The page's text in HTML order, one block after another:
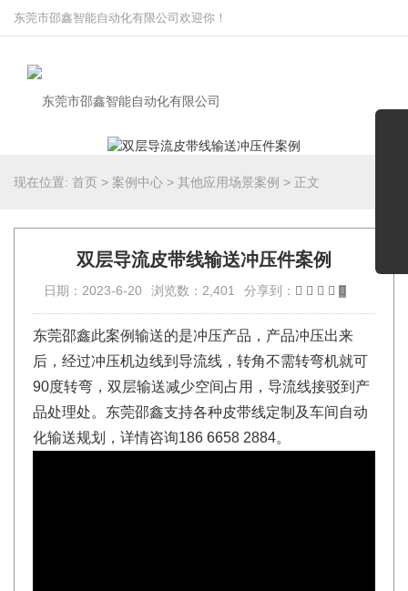
东莞市邵鑫智能自动化有限公司欢迎你！
现在位置: 首页 > 案例中心 > 其他应用场景案例 > 正文
双层导流皮带线输送冲压件案例
日期：2023-6-20 浏览数：2,401 分享到：
东莞邵鑫此案例输送的是冲压产品，产品冲压出来
后，经过冲压机边线到导流线，转角不需转弯机就可
90度转弯，双层输送减少空间占用，导流线接驳到产
品处理处。东莞邵鑫支持各种皮带线定制及车间自动
化输送规划，详情咨询186 6658 2884。